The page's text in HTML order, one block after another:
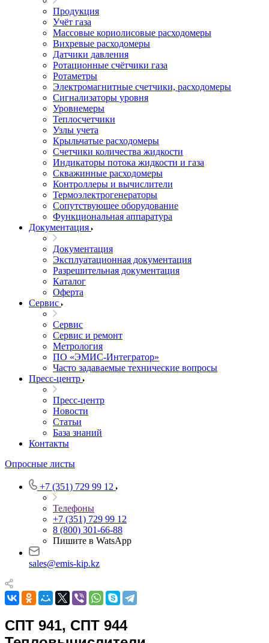
8 (800) 301-66-88
Пишите в WatsApp
О компании
О компании
О компании
Свидетельства и патенты
Фотогалерея
Продукция
Продукция
Учёт газа
Массовые кориолисовые расходомеры
Вихревые расходомеры
Датчики давления
Ротационные счётчики газа
Ротаметры
Электромагнитные счетчики, расходомеры
Сигнализаторы уровня
Уровнемеры
Теплосчетчики
Узлы учета
Крыльчатые расходомеры
Счетчики количества жидкости
Индикаторы потока жидкости и газа
Скважинные расходомеры
Контроллеры и вычислители
Термоэлектрогенераторы
Сопутствующее оборудование
Функциональная аппаратура
Документация
Документация
Эксплуатационная документация
Разрешительная документация
Каталог
Сервис
Сервис
Сервис и ремонт
Метрология
ПО «ЭМИС-Интегратор»
Часто задаваемые технические вопросы
Пресс-центр
Пресс-центр
База знаний
Контакты
Опросные листы